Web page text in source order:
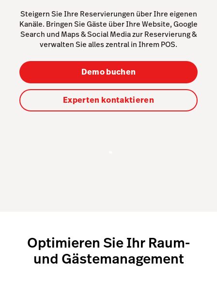
Accounting
Tableside
Lightspeed AI
Küchenmonitor
Systemgastronomie
Steigern Sie Ihre Reservierungen über Ihre eigenen
Kanäle. Bringen Sie Gäste über Ihre Website, Google
Search und Maps & Social Media zur Reservierung &
verwalten Sie alles zentral in Ihrem POS.
Demo buchen
Experten kontaktieren
Optimieren Sie Ihr Raum-
und Gästemanagement